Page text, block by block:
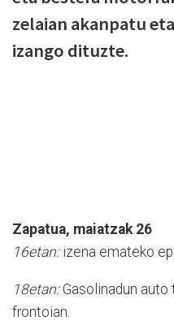
zelaian akanpatu
izango dituzte.
Zapatua, maiatzak 26
16etan:izena emateko
18etan: Gasolinadun
frontoian.